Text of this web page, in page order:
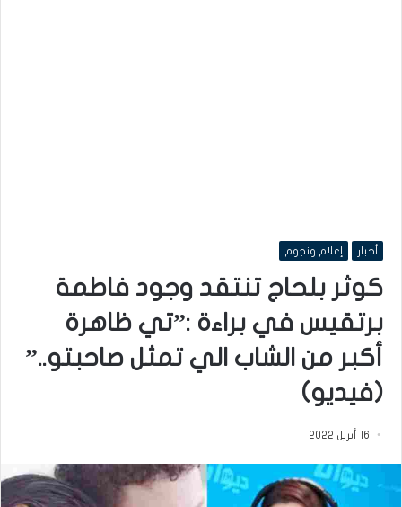
أخبار إعلام ونجوم
كوثر بلحاج تنتقد وجود فاطمة
برتقيس في براءة :”تي ظاهرة
أكبر من الشاب الي تمثل صاحبتو..”
(فيديو)
16 أبريل 2022